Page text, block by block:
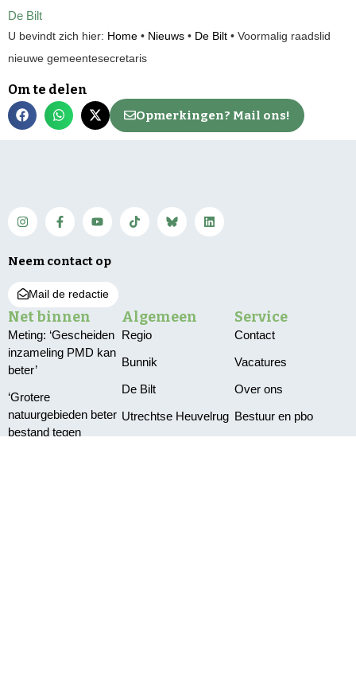
De Bilt
U bevindt zich hier: Home • Nieuws • De Bilt • Voormalig raadslid
nieuwe gemeentesecretaris
Om te delen
Opmerkingen? Mail ons!
Neem contact op
Mail de redactie
Net binnen
Meting: ‘Gescheiden
inzameling PMD kan
beter’
‘Grotere
natuurgebieden beter
bestand tegen
Algemeen
Regio
Bunnik
De Bilt
Utrechtse Heuvelrug
Service
Contact
Vacatures
Over ons
Bestuur en pbo